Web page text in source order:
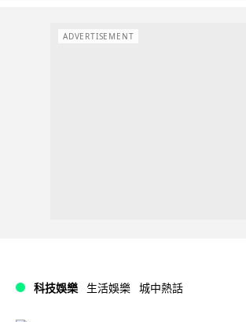
ADVERTISEMENT
科技娛樂 生活娛樂 城中熱話